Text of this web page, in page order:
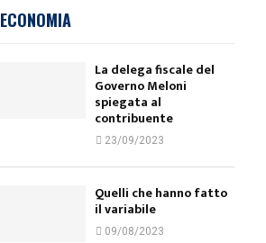
ECONOMIA
La delega fiscale del
Governo Meloni
spiegata al
contribuente
23/09/2023
Quelli che hanno fatto
il variabile
09/08/2023